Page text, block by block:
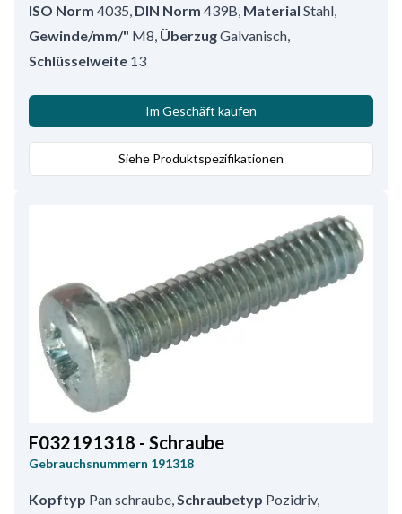
ISO Norm 4035, DIN Norm 439B, Material Stahl,
Gewinde/mm/" M8, ÜberzugGalvanisch,
Schlüsselweite 13
Im Geschäft kaufen
Siehe Produktspezifikationen
F032191318 - Schraube
Gebrauchsnummern 191318
Kopftyp Pan schraube Schraubetyp Pozidriv,